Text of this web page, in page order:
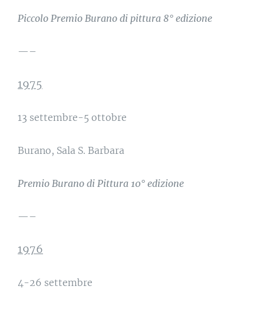
Piccolo Premio Burano di pittura 8° edizione
—–
1975
13 settembre-5 ottobre
Burano, Sala S. Barbara
Premio Burano di Pittura 10° edizione
—–
1976
4-26 settembre